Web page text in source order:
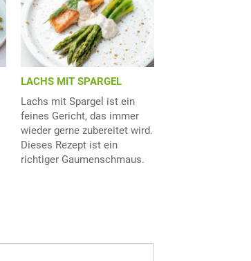
LACHS MIT SPARGEL
Lachs mit Spargel ist ein
feines Gericht, das immer
wieder gerne zubereitet wird.
Dieses Rezept ist ein
richtiger Gaumenschmaus.